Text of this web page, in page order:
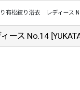
有松絞り浴衣 レディース
ース No.14 [